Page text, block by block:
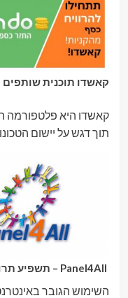
קאשדו תוכנית שותפים
קאשדו היא פלטפורמה
תוך דגש על יישום
השימוש הגובר